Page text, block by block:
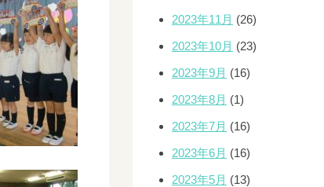
2023年11月 (26)
2023年10月 (23)
2023年9月 (16)
2023年8月 (1)
2023年7月 (16)
2023年6月 (16)
2023年5月 (13)